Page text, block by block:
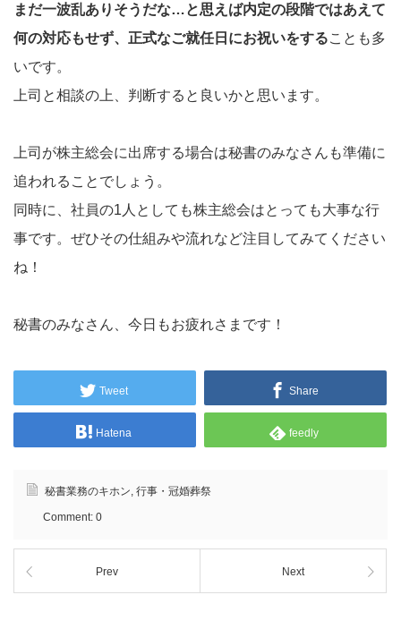
まだ一波乱ありそうだな…と思えば内定の段階ではあえて
何の対応もせず、正式なご就任日にお祝いをすることも多
いです。
上司と相談の上、判断すると良いかと思います。
上司が株主総会に出席する場合は秘書のみなさんも準備に
追われることでしょう。
同時に、社員の1人としても株主総会はとっても大事な行
事です。ぜひその仕組みや流れなど注目してみてください
ね！
秘書のみなさん、今日もお疲れさまです！
Tweet Share
Hatena feedly
秘書業務のキホン 行事・冠婚葬祭
Comment: 0
Prev Next